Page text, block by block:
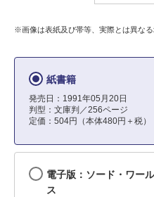
※画像は表紙及び帯等、実際とは異なる
紙書籍
発売日：1991年05月20日
判型：文庫判／256ページ
定価：504円（本体480円＋税）
電子版：ソード・ワー
ス